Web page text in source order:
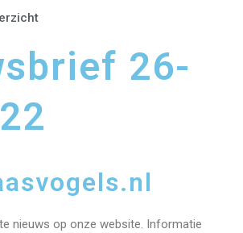
26-
nieuws op onze website. Informatie